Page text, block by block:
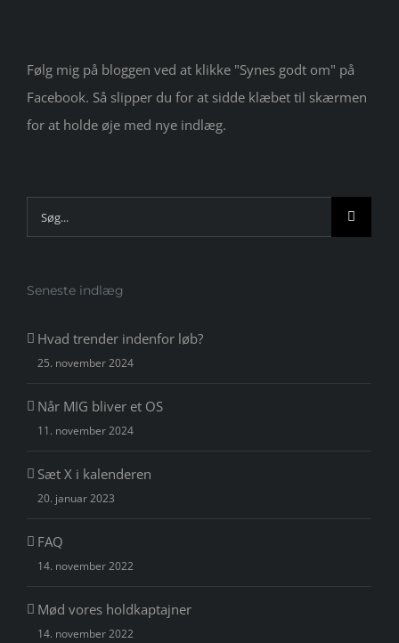
Følg mig på bloggen ved at klikke "Synes godt om" på
Facebook. Så slipper du for at sidde klæbet til skærmen
for at holde øje med nye indlæg.
Søg
efter:
Seneste indlæg
Hvad trender indenfor løb?
25. november 2024
Når MIG bliver et OS
11. november 2024
Sæt X i kalenderen
20. januar 2023
FAQ
14. november 2022
Mød vores holdkaptajner
14. november 2022